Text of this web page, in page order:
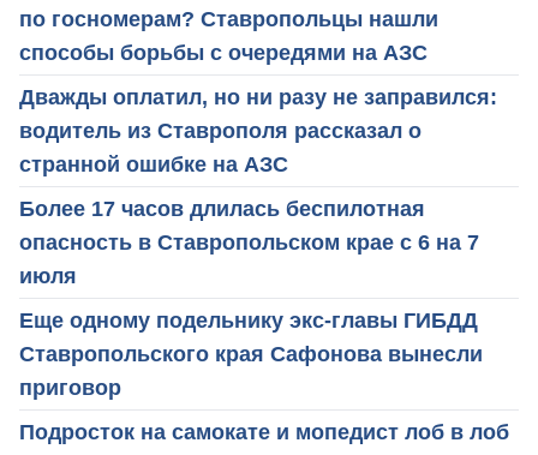
по госномерам? Ставропольцы нашли
способы борьбы с очередями на АЗС
Дважды оплатил, но ни разу не заправился:
водитель из Ставрополя рассказал о
странной ошибке на АЗС
Более 17 часов длилась беспилотная
опасность в Ставропольском крае с 6 на 7
июля
Еще одному подельнику экс-главы ГИБДД
Ставропольского края Сафонова вынесли
приговор
Подросток на самокате и мопедист лоб в лоб